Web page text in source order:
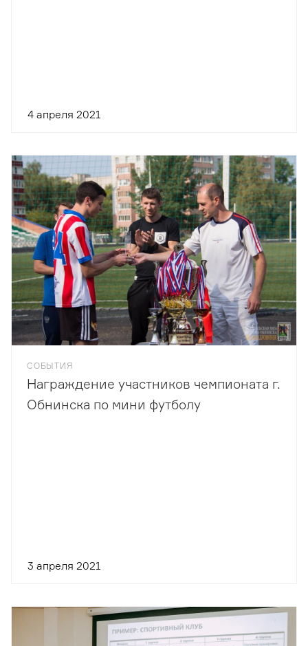
4 апреля 2021
СОБЫТИЯ
Награждение участников чемпионата г.
Обнинска по мини футболу
3 апреля 2021